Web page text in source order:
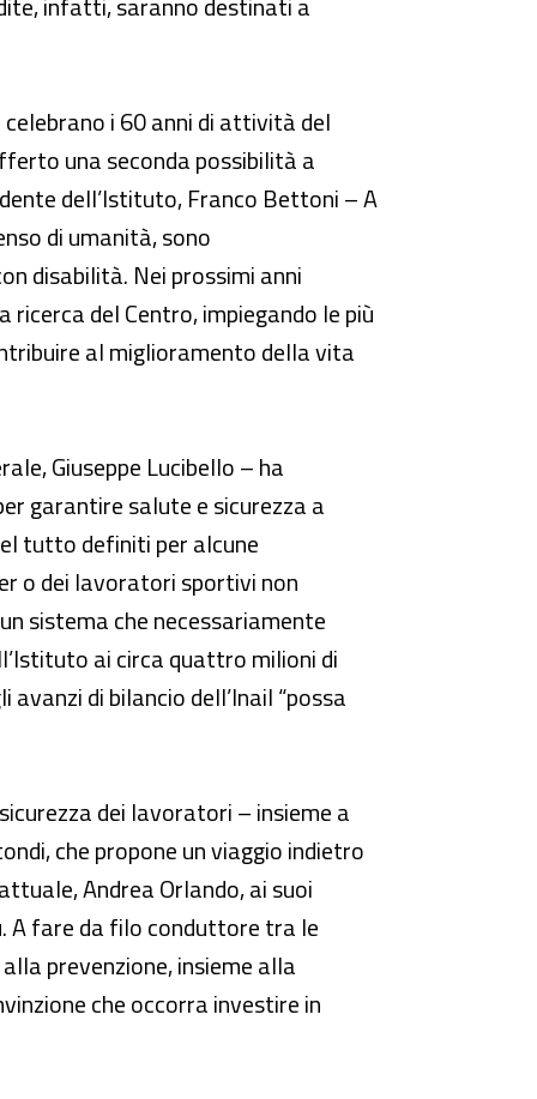
celebrano i 60 anni di attività del
una seconda possibilità a
dell’Istituto, Franco Bettoni – A
di umanità, sono
disabilità. Nei prossimi anni
del Centro, impiegando le più
al miglioramento della vita
Giuseppe Lucibello – ha
garantire salute e sicurezza a
tutto definiti per alcune
o dei lavoratori sportivi non
sistema che necessariamente
ai circa quattro milioni di
di bilancio dell’Inail “possa
dei lavoratori – insieme a
che propone un viaggio indietro
Andrea Orlando, ai suoi
A fare da filo conduttore tra le
prevenzione, insieme alla
che occorra investire in